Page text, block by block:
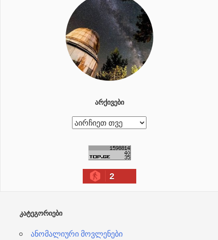
ᲐᲠᲥᲘᲕᲔᲑᲘ
ა
2
ᲙᲐᲢᲔᲒᲝᲠᲘᲔᲑᲘ
ანომალიური მოვლენები